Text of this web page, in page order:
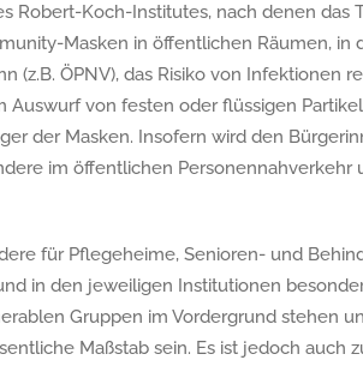
Robert-Koch-Institutes, nach denen das
Masken in öffentlichen Räumen, in
(z.B. ÖPNV), das Risiko von Infektionen
von festen oder flüssigen
der Masken. Insofern wird den
im öffentlichen Personennahverkehr
für Pflegeheime, Senioren- und
in den jeweiligen Institutionen
Gruppen im Vordergrund stehen
Maßstab sein. Es ist jedoch auch